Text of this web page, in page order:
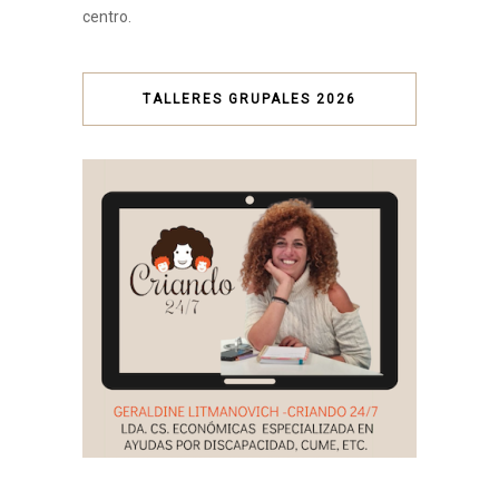
centro.
TALLERES GRUPALES 2026